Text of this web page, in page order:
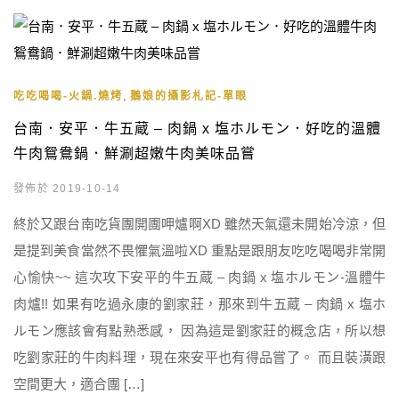
吃吃喝喝-火鍋.燒烤 鵝娘的攝影札記-單眼
台南．安平．牛五蔵 – 肉鍋 x 塩ホルモン．好吃的溫體
牛肉鴛鴦鍋．鮮涮超嫩牛肉美味品嘗
發佈於 2019-10-14
終於又跟台南吃貨團開團呷爐啊XD 雖然天氣還未開始冷涼，但
是提到美食當然不畏懼氣溫啦XD 重點是跟朋友吃吃喝喝非常開
心愉快~~ 這次攻下安平的牛五蔵 – 肉鍋 x 塩ホルモン-溫體牛
肉爐!! 如果有吃過永康的劉家莊，那來到牛五蔵 – 肉鍋 x 塩ホ
ルモン應該會有點熟悉感， 因為這是劉家莊的概念店，所以想
吃劉家莊的牛肉料理，現在來安平也有得品嘗了。 而且裝潢跟
空間更大，適合團 […]